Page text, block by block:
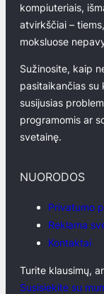
kompiuteriais,
atvirkščiai –
moksluose
Sužinosite, kaip
pasitaikančias su
susijusias
programomis ar
svetainę.
NUORODOS
Privatumo
Reklama
Kontaktai
Turite klausimų,
Susisiekite su